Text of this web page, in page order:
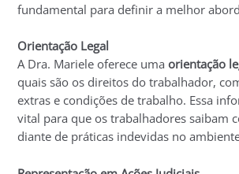
fundamental para definir a melhor
Orientação Legal
A Dra. Mariele oferece umaorientação
quais são os direitos do trabalhador,
extras e condições de trabalho. Essa
vital para que os trabalhadores saibam
diante de práticas indevidas no